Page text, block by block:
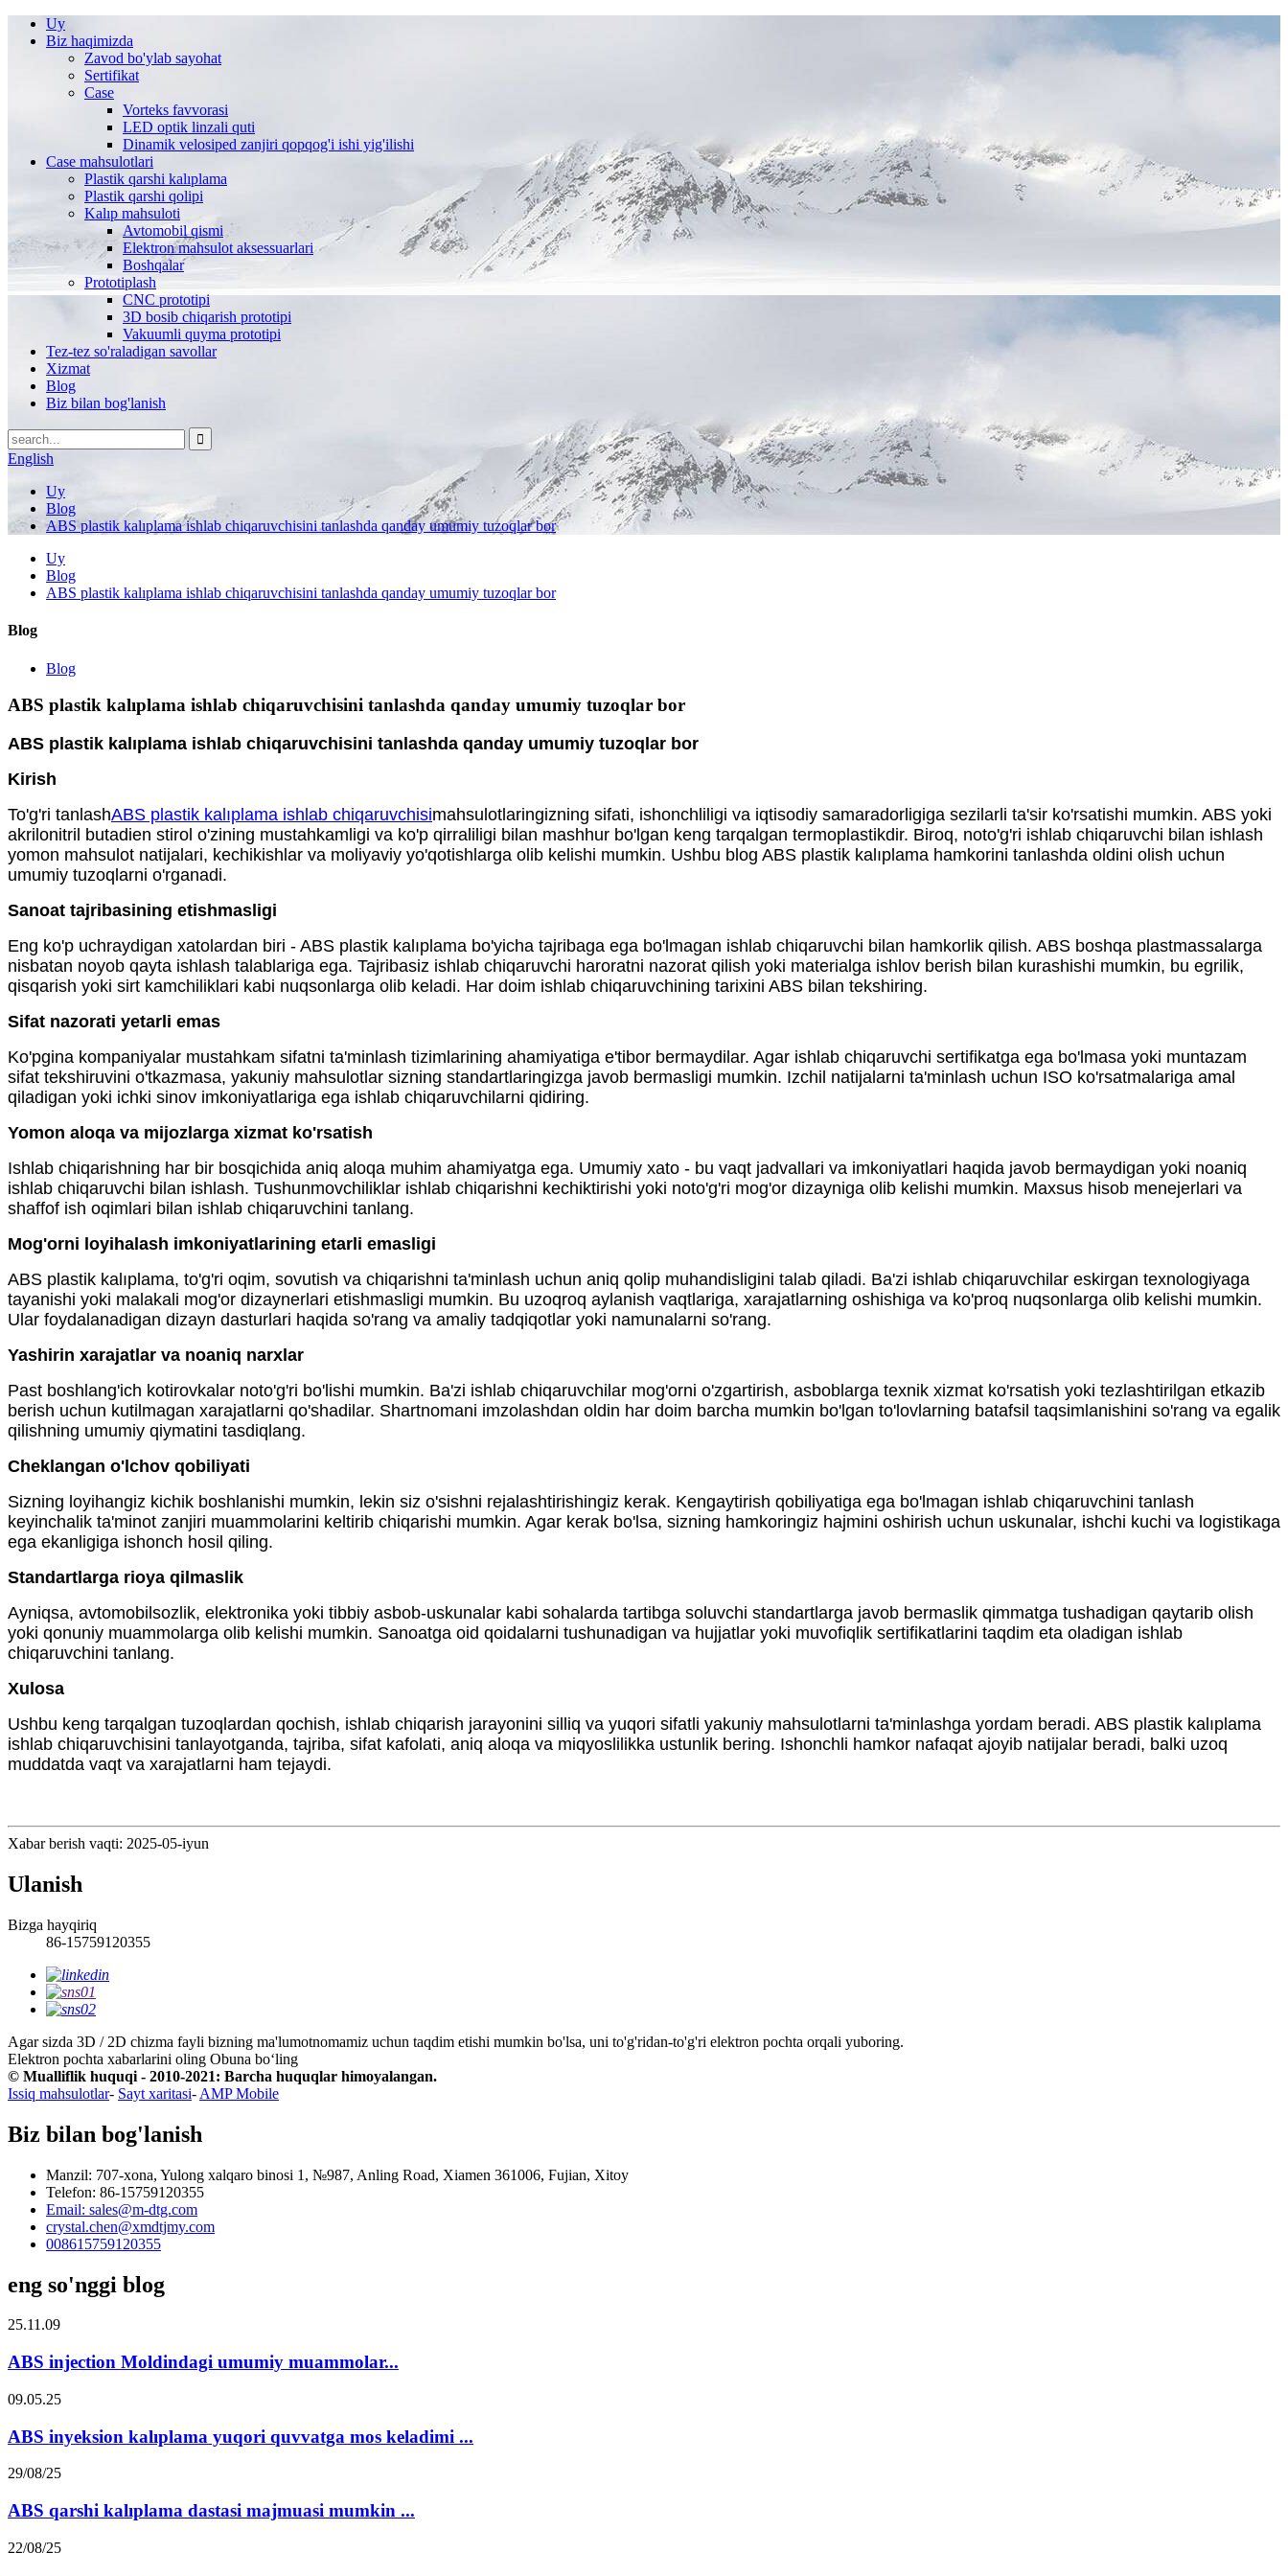
Uy
Biz haqimizda
Zavod bo'ylab sayohat
Sertifikat
Case
Vorteks favvorasi
LED optik linzali quti
Dinamik velosiped zanjiri qopqog'i ishi yig'ilishi
Case mahsulotlari
Plastik qarshi kalıplama
Plastik qarshi qolipi
Kalıp mahsuloti
Avtomobil qismi
Elektron mahsulot aksessuarlari
Boshqalar
Prototiplash
CNC prototipi
3D bosib chiqarish prototipi
Vakuumli quyma prototipi
Tez-tez so'raladigan savollar
Xizmat
Blog
Biz bilan bog'lanish
English
Uy
Blog
ABS plastik kalıplama ishlab chiqaruvchisini tanlashda qanday umumiy tuzoqlar bor
Uy
Blog
ABS plastik kalıplama ishlab chiqaruvchisini tanlashda qanday umumiy tuzoqlar bor
Blog
Blog
ABS plastik kalıplama ishlab chiqaruvchisini tanlashda qanday umumiy tuzoqlar bor
ABS plastik kalıplama ishlab chiqaruvchisini tanlashda qanday umumiy tuzoqlar bor
Kirish
To'g'ri tanlashABS plastik kalıplama ishlab chiqaruvchisimahsulotlaringizning sifati, ishonchliligi va iqtisodiy samaradorligiga sezilarli ta'sir ko'rsatishi mumkin. ABS yoki
akrilonitril butadien stirol o'zining mustahkamligi va ko'p qirraliligi bilan mashhur bo'lgan keng tarqalgan termoplastikdir. Biroq, noto'g'ri ishlab chiqaruvchi bilan ishlash
yomon mahsulot natijalari, kechikishlar va moliyaviy yo'qotishlarga olib kelishi mumkin. Ushbu blog ABS plastik kalıplama hamkorini tanlashda oldini olish uchun
umumiy tuzoqlarni o'rganadi.
Sanoat tajribasining etishmasligi
Eng ko'p uchraydigan xatolardan biri - ABS plastik kalıplama bo'yicha tajribaga ega bo'lmagan ishlab chiqaruvchi bilan hamkorlik qilish. ABS boshqa plastmassalarga
nisbatan noyob qayta ishlash talablariga ega. Tajribasiz ishlab chiqaruvchi haroratni nazorat qilish yoki materialga ishlov berish bilan kurashishi mumkin, bu egrilik,
qisqarish yoki sirt kamchiliklari kabi nuqsonlarga olib keladi. Har doim ishlab chiqaruvchining tarixini ABS bilan tekshiring.
Sifat nazorati yetarli emas
Ko'pgina kompaniyalar mustahkam sifatni ta'minlash tizimlarining ahamiyatiga e'tibor bermaydilar. Agar ishlab chiqaruvchi sertifikatga ega bo'lmasa yoki muntazam
sifat tekshiruvini o'tkazmasa, yakuniy mahsulotlar sizning standartlaringizga javob bermasligi mumkin. Izchil natijalarni ta'minlash uchun ISO ko'rsatmalariga amal
qiladigan yoki ichki sinov imkoniyatlariga ega ishlab chiqaruvchilarni qidiring.
Yomon aloqa va mijozlarga xizmat ko'rsatish
Ishlab chiqarishning har bir bosqichida aniq aloqa muhim ahamiyatga ega. Umumiy xato - bu vaqt jadvallari va imkoniyatlari haqida javob bermaydigan yoki noaniq
ishlab chiqaruvchi bilan ishlash. Tushunmovchiliklar ishlab chiqarishni kechiktirishi yoki noto'g'ri mog'or dizayniga olib kelishi mumkin. Maxsus hisob menejerlari va
shaffof ish oqimlari bilan ishlab chiqaruvchini tanlang.
Mog'orni loyihalash imkoniyatlarining etarli emasligi
ABS plastik kalıplama, to'g'ri oqim, sovutish va chiqarishni ta'minlash uchun aniq qolip muhandisligini talab qiladi. Ba'zi ishlab chiqaruvchilar eskirgan texnologiyaga
tayanishi yoki malakali mog'or dizaynerlari etishmasligi mumkin. Bu uzoqroq aylanish vaqtlariga, xarajatlarning oshishiga va ko'proq nuqsonlarga olib kelishi mumkin.
Ular foydalanadigan dizayn dasturlari haqida so'rang va amaliy tadqiqotlar yoki namunalarni so'rang.
Yashirin xarajatlar va noaniq narxlar
Past boshlang'ich kotirovkalar noto'g'ri bo'lishi mumkin. Ba'zi ishlab chiqaruvchilar mog'orni o'zgartirish, asboblarga texnik xizmat ko'rsatish yoki tezlashtirilgan etkazib
berish uchun kutilmagan xarajatlarni qo'shadilar. Shartnomani imzolashdan oldin har doim barcha mumkin bo'lgan to'lovlarning batafsil taqsimlanishini so'rang va egalik
qilishning umumiy qiymatini tasdiqlang.
Cheklangan o'lchov qobiliyati
Sizning loyihangiz kichik boshlanishi mumkin, lekin siz o'sishni rejalashtirishingiz kerak. Kengaytirish qobiliyatiga ega bo'lmagan ishlab chiqaruvchini tanlash
keyinchalik ta'minot zanjiri muammolarini keltirib chiqarishi mumkin. Agar kerak bo'lsa, sizning hamkoringiz hajmini oshirish uchun uskunalar, ishchi kuchi va logistikaga
ega ekanligiga ishonch hosil qiling.
Standartlarga rioya qilmaslik
Ayniqsa, avtomobilsozlik, elektronika yoki tibbiy asbob-uskunalar kabi sohalarda tartibga soluvchi standartlarga javob bermaslik qimmatga tushadigan qaytarib olish
yoki qonuniy muammolarga olib kelishi mumkin. Sanoatga oid qoidalarni tushunadigan va hujjatlar yoki muvofiqlik sertifikatlarini taqdim eta oladigan ishlab
chiqaruvchini tanlang.
Xulosa
Ushbu keng tarqalgan tuzoqlardan qochish, ishlab chiqarish jarayonini silliq va yuqori sifatli yakuniy mahsulotlarni ta'minlashga yordam beradi. ABS plastik kalıplama
ishlab chiqaruvchisini tanlayotganda, tajriba, sifat kafolati, aniq aloqa va miqyoslilikka ustunlik bering. Ishonchli hamkor nafaqat ajoyib natijalar beradi, balki uzoq
muddatda vaqt va xarajatlarni ham tejaydi.
Xabar berish vaqti: 2025-05-iyun
Ulanish
Bizga hayqiriq
86-15759120355
Agar sizda 3D / 2D chizma fayli bizning ma'lumotnomamiz uchun taqdim etishi mumkin bo'lsa, uni to'g'ridan-to'g'ri elektron pochta orqali yuboring.
Elektron pochta xabarlarini oling Obuna boʻling
© Mualliflik huquqi - 2010-2021: Barcha huquqlar himoyalangan.
Issiq mahsulotlar- Sayt xaritasi- AMP Mobile
Biz bilan bog'lanish
Manzil: 707-xona, Yulong xalqaro binosi 1, №987, Anling Road, Xiamen 361006, Fujian, Xitoy
Telefon: 86-15759120355
Email: sales@m-dtg.com
crystal.chen@xmdtjmy.com
008615759120355
eng so'nggi blog
25.11.09
ABS injection Moldindagi umumiy muammolar...
09.05.25
ABS inyeksion kalıplama yuqori quvvatga mos keladimi ...
29/08/25
ABS qarshi kalıplama dastasi majmuasi mumkin ...
22/08/25